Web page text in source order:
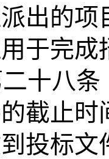
出的项
于完成
十八条
截止时
投标文